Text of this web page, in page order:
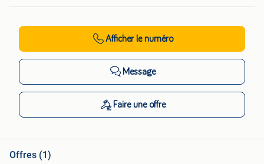
Afficherle numéro
Message
Faire une offre
Offres (1)